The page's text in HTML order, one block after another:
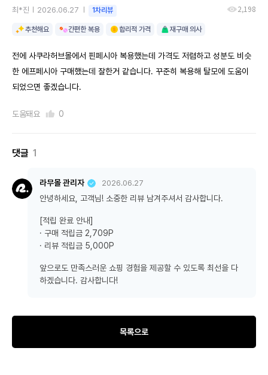
최*진 2026.06.27 1차리뷰 2,198
추천해요 간편한 복용 합리적 가격 재구매 의사
전에 사쿠라허브몰에서 핀페시아 복용했는데 가격도 저렴하고 성분도 비슷
한 에프페시아 구매했는데 잘한거 같습니다. 꾸준히 복용해 탈모에 도움이
되었으면 좋겠습니다.
도움돼요 0
댓글 1
라무몰 관리자 2026.06.27
안녕하세요, 고객님! 소중한 리뷰 남겨주셔서 감사합니다.
[적립 완료 안내]
· 구매 적립금 2,709P
· 리뷰 적립금 5,000P
앞으로도 만족스러운 쇼핑 경험을 제공할 수 있도록 최선을 다
하겠습니다. 감사합니다!
목록으로